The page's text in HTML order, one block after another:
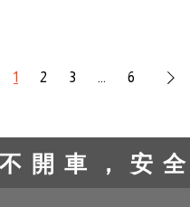
1 2 3 ... 6
開車，安